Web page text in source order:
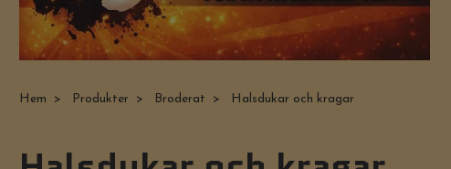
Hem Produkter Broderat Halsdukar och kragar